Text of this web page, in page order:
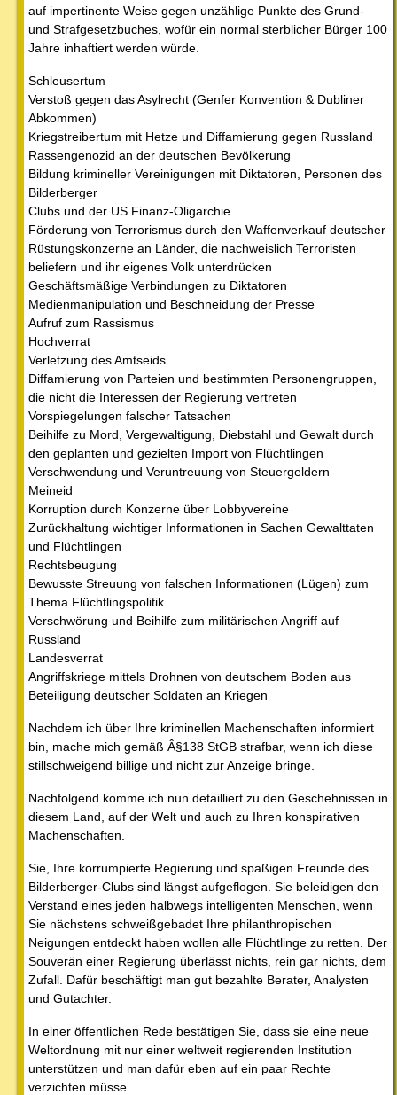
auf impertinente Weise gegen unzählige Punkte des Grund-
und Strafgesetzbuches, wofür ein normal sterblicher Bürger 100
Jahre inhaftiert werden würde.
Schleusertum
Verstoß gegen das Asylrecht (Genfer Konvention & Dubliner
Abkommen)
Kriegstreibertum mit Hetze und Diffamierung gegen Russland
Rassengenozid an der deutschen Bevölkerung
Bildung krimineller Vereinigungen mit Diktatoren, Personen des
Bilderberger
Clubs und der US Finanz-Oligarchie
Förderung von Terrorismus durch den Waffenverkauf deutscher
Rüstungskonzerne an Länder, die nachweislich Terroristen
beliefern und ihr eigenes Volk unterdrücken
Geschäftsmäßige Verbindungen zu Diktatoren
Medienmanipulation und Beschneidung der Presse
Aufruf zum Rassismus
Hochverrat
Verletzung des Amtseids
Diffamierung von Parteien und bestimmten Personengruppen,
die nicht die Interessen der Regierung vertreten
Vorspiegelungen falscher Tatsachen
Beihilfe zu Mord, Vergewaltigung, Diebstahl und Gewalt durch
den geplanten und gezielten Import von Flüchtlingen
Verschwendung und Veruntreuung von Steuergeldern
Meineid
Korruption durch Konzerne über Lobbyvereine
Zurückhaltung wichtiger Informationen in Sachen Gewalttaten
und Flüchtlingen
Rechtsbeugung
Bewusste Streuung von falschen Informationen (Lügen) zum
Thema Flüchtlingspolitik
Verschwörung und Beihilfe zum militärischen Angriff auf
Russland
Landesverrat
Angriffskriege mittels Drohnen von deutschem Boden aus
Beteiligung deutscher Soldaten an Kriegen
Nachdem ich über Ihre kriminellen Machenschaften informiert
bin, mache mich gemäß Â§138 StGB strafbar, wenn ich diese
stillschweigend billige und nicht zur Anzeige bringe.
Nachfolgend komme ich nun detailliert zu den Geschehnissen in
diesem Land, auf der Welt und auch zu Ihren konspirativen
Machenschaften.
Sie, Ihre korrumpierte Regierung und spaßigen Freunde des
Bilderberger-Clubs sind längst aufgeflogen. Sie beleidigen den
Verstand eines jeden halbwegs intelligenten Menschen, wenn
Sie nächstens schweißgebadet Ihre philanthropischen
Neigungen entdeckt haben wollen alle Flüchtlinge zu retten. Der
Souverän einer Regierung überlässt nichts, rein gar nichts, dem
Zufall. Dafür beschäftigt man gut bezahlte Berater, Analysten
und Gutachter.
In einer öffentlichen Rede bestätigen Sie, dass sie eine neue
Weltordnung mit nur einer weltweit regierenden Institution
unterstützen und man dafür eben auf ein paar Rechte
verzichten müsse.